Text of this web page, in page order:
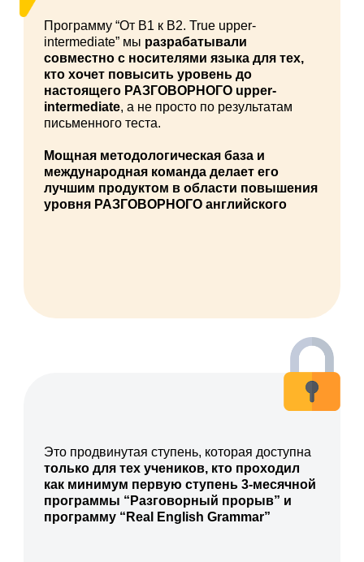
Это продвинутая ступень, которая доступна
только для тех учеников, кто проходил
как минимум первую ступень 3-месячной
программы “Разговорный прорыв” и
программу “Real English Grammar”
Программу “От B1 к B2. True upper-
intermediate” мы разрабатывали
совместно с носителями языка для тех,
кто хочет повысить уровень до
настоящего РАЗГОВОРНОГО upper-
intermediate, а не просто по результатам
письменного теста.
Мощная методологическая база и
международная команда делает его
лучшим продуктом в области повышения
уровня РАЗГОВОРНОГО английского